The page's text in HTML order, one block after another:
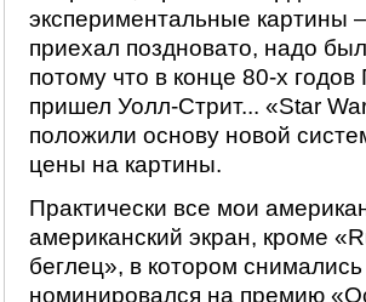
экспериментальные картины
приехал поздновато, надо
потому что в конце 80-х
пришел Уолл-Стрит... «Star
положили основу новой
цены на картины.
Практически все мои
американский экран, кроме
беглец», в котором
номинировался на премию